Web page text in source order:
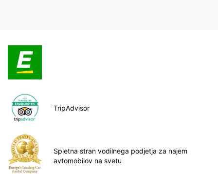
TripAdvisor
Spletna stran vodilnega podjetja za najem
avtomobilov na svetu